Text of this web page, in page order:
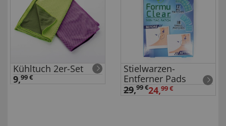
Kühltuch 2er-Set
9,99 €
Stielwarzen-
Entferner Pads
29,99 €24,99 €